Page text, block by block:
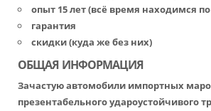
опыт 15 лет (всё время находимся
гарантия
скидки (куда же без них)
ОБЩАЯ ИНФОРМАЦИЯ
Зачастую автомобили импортных
презентабельного удароустойчивого